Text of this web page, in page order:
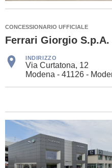
CONCESSIONARIO UFFICIALE
Ferrari Giorgio S.p.A.
INDIRIZZO
Via Curtatona, 12
Modena - 41126 -